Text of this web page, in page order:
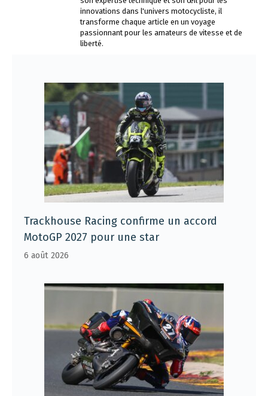
innovations dans l'univers motocycliste, il
transforme chaque article en un voyage
passionnant pour les amateurs de vitesse et de
liberté.
Trackhouse Racing confirme un accord
MotoGP 2027 pour une star
6 août 2026